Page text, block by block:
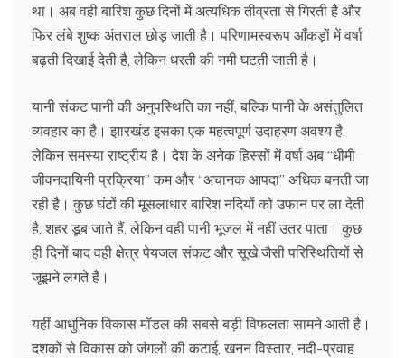
था। अब वही बारिश कुछ दिनों में अत्यधिक तीव्रता से गिरती है और
फिर लंबे शुष्क अंतराल छोड़ जाती है। परिणामस्वरूप आँकड़ों में वर्षा
बढ़ती दिखाई देती है, लेकिन धरती की नमी घटती जाती है।
यानी संकट पानी की अनुपस्थिति का नहीं, बल्कि पानी के असंतुलित
व्यवहार का है। झारखंड इसका एक महत्वपूर्ण उदाहरण अवश्य है,
लेकिन समस्या राष्ट्रीय है। देश के अनेक हिस्सों में वर्षा अब “धीमी
जीवनदायिनी प्रक्रिया” कम और “अचानक आपदा” अधिक बनती जा
रही है। कुछ घंटों की मूसलाधार बारिश नदियों को उफान पर ला देती
है, शहर डूब जाते हैं, लेकिन वही पानी भूजल में नहीं उतर पाता। कुछ
ही दिनों बाद वही क्षेत्र पेयजल संकट और सूखे जैसी परिस्थितियों से
जूझने लगते हैं।
यहीं आधुनिक विकास मॉडल की सबसे बड़ी विफलता सामने आती है।
दशकों से विकास को जंगलों की कटाई, खनन विस्तार, नदी-प्रवाह